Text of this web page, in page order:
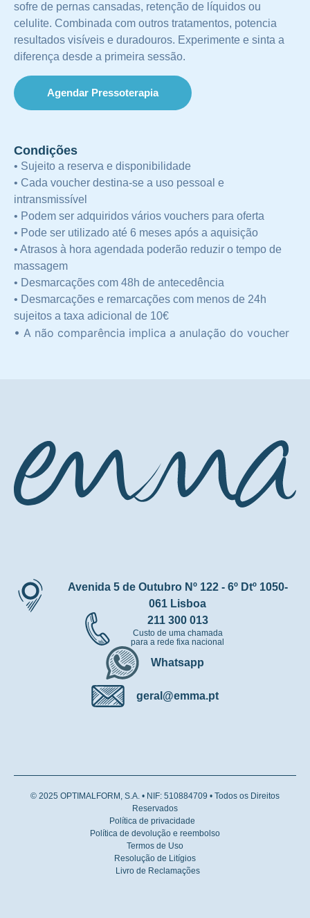
sofre de pernas cansadas, retenção de líquidos ou
celulite. Combinada com outros tratamentos, potencia
resultados visíveis e duradouros. Experimente e sinta a
diferença desde a primeira sessão.
Agendar Pressoterapia
Condições
• Sujeito a reserva e disponibilidade
• Cada voucher destina-se a uso pessoal e
intransmissível
• Podem ser adquiridos vários vouchers para oferta
• Pode ser utilizado até 6 meses após a aquisição
• Atrasos à hora agendada poderão reduzir o tempo de
massagem
• Desmarcações com 48h de antecedência
• Desmarcações e remarcações com menos de 24h
sujeitos a taxa adicional de 10€
• A não comparência implica a anulação do voucher
Avenida 5 de Outubro Nº 122 - 6º Dtº 1050-
061 Lisboa
211 300 013
Custo de uma chamada
para a rede fixa nacional
Whatsapp
geral@emma.pt
© 2025 OPTIMALFORM, S.A. • NIF: 510884709 • Todos os Direitos
Reservados
Política de privacidade
Política de devolução e reembolso
Termos de Uso
Resolução de Litígios
Livro de Reclamações